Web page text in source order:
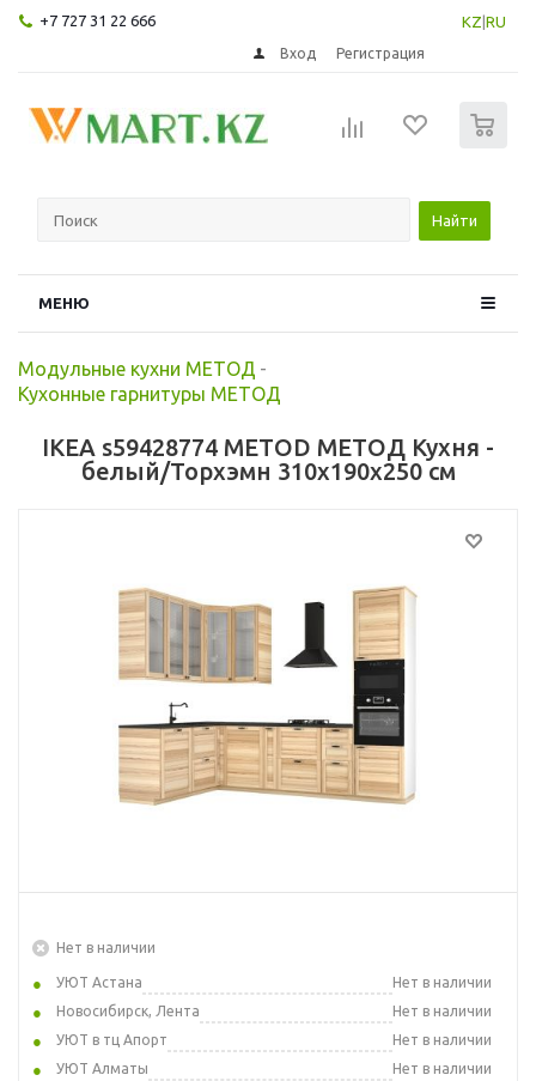
+7 727 31 22 666 KZ RU
Вход Регистрация
Найти
МЕНЮ
Модульные кухни МЕТОД -
Кухонные гарнитуры МЕТОД
IKEA s59428774 METOD МЕТОД Кухня -
белый/Торхэмн 310x190x250 см
Нет в наличии
УЮТ Астана
Нет в наличии
Новосибирск, Лента
Нет в наличии
УЮТ в тц Апорт
Нет в наличии
УЮТ Алматы
Нет в наличии